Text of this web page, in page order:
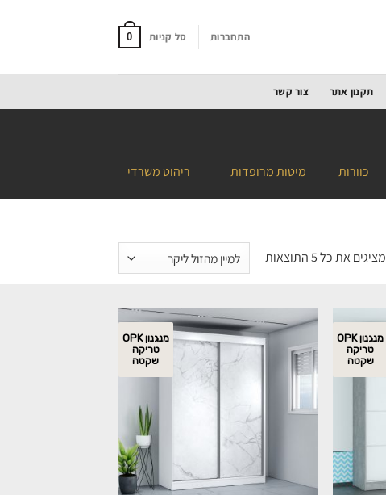
התחברות סל קניות 0
תקנון אתר צור קשר
כוורות מיטות מרופדות ריהוט משרדי
מציגים את כל ⁦5⁩ התוצאות
מנגנון OPK
טריקה
שקטה
מנגנון OPK
טריקה
שקטה